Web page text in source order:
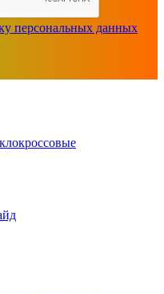
персональных данных